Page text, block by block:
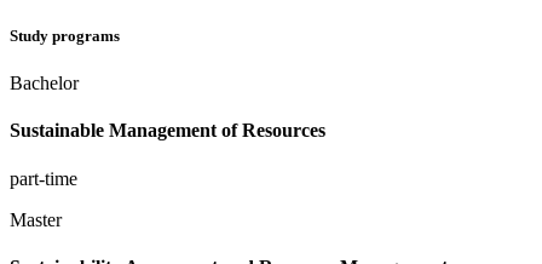
Study programs
Bachelor
Sustainable Management of Resources
part-time
Master